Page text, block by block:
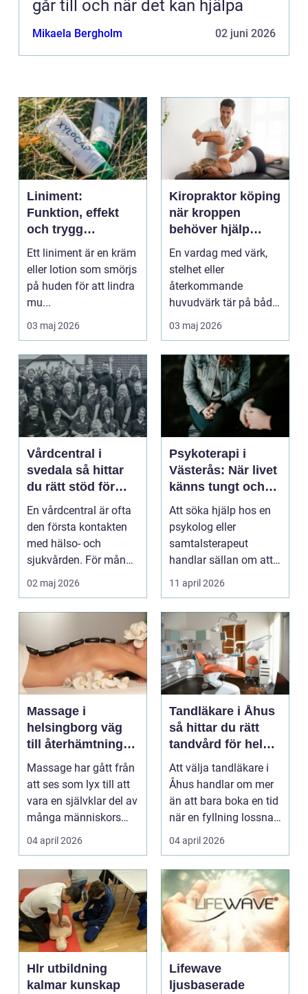
går till och när det kan hjälpa
Mikaela Bergholm 02 juni 2026
Liniment:
Funktion, effekt
och trygg
användning
Ett liniment är en kräm
eller lotion som smörjs
på huden för att lindra
mu...
03 maj 2026
Kiropraktor köping
när kroppen
behöver hjälp
tillbaka
En vardag med värk,
stelhet eller
återkommande
huvudvärk tär på både
ork och humör. Många
går länge ...
03 maj 2026
Vårdcentral i
svedala så hittar
du rätt stöd för
hela familjen
En vårdcentral är ofta
den första kontakten
med hälso- och
sjukvården. För många
i Svedala handlar v...
02 maj 2026
Psykoterapi i
Västerås: När livet
känns tungt och
du behöver prata
med någon
Att söka hjälp hos en
psykolog eller
samtalsterapeut
handlar sällan om att
vara svag....
11 april 2026
Massage i
helsingborg väg
till återhämtning
och hållbar hälsa
Massage har gått från
att ses som lyx till att
vara en självklar del av
många människors
friskvård. ...
04 april 2026
Tandläkare i Åhus
så hittar du rätt
tandvård för hela
familjen
Att välja tandläkare i
Åhus handlar om mer
än att bara boka en tid
när en fyllning lossnar
eller en ...
04 april 2026
Hlr utbildning
kalmar kunskap
Lifewave
ljusbaserade